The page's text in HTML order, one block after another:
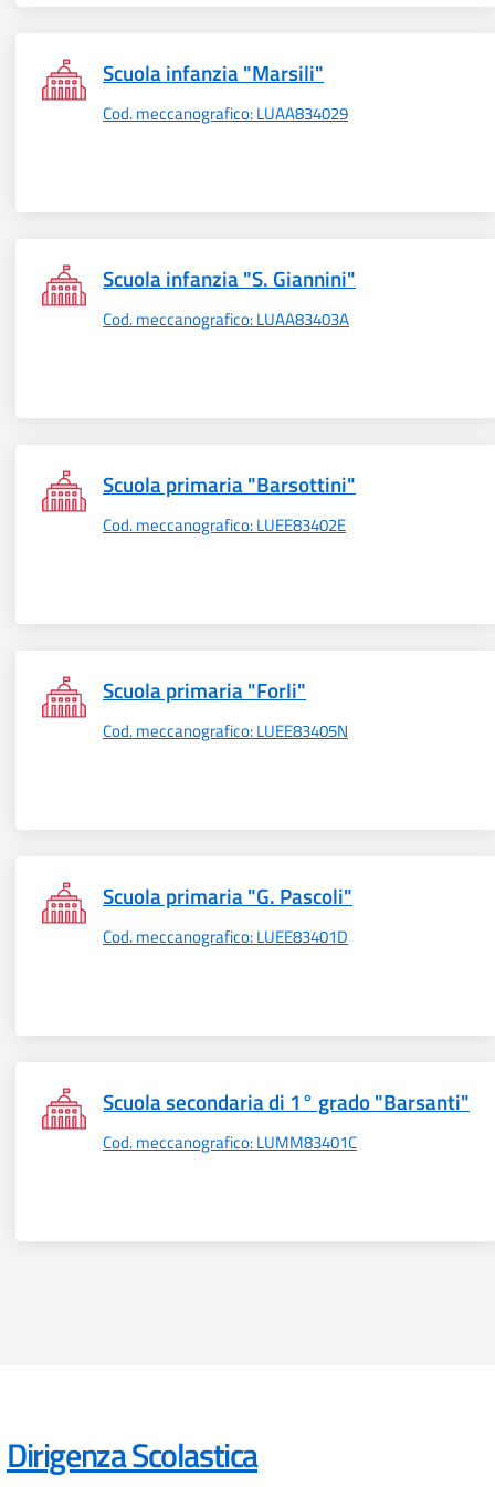
Scuola infanzia "Marsili"
Cod. meccanografico: LUAA834029
Scuola infanzia "S. Giannini"
Cod. meccanografico: LUAA83403A
Scuola primaria "Barsottini"
Cod. meccanografico: LUEE83402E
Scuola primaria "Forli"
Cod. meccanografico: LUEE83405N
Scuola primaria "G. Pascoli"
Cod. meccanografico: LUEE83401D
Scuola secondaria di 1° grado "Barsanti"
Cod. meccanografico: LUMM83401C
Dirigenza Scolastica